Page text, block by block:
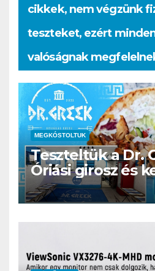
cikkek, nem végzünk
teszteket, ezért
valóságnak
MEGKÓSTOLTUK
Teszteltük a Dr.
Óriási girosz és
kerthelyiség